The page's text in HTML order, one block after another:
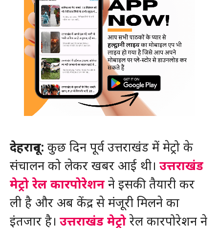
देहरादून: कुछ दिन पूर्व उत्तराखंड में मेट्रो के
संचालन को लेकर खबर आई थी। उत्तराखंड
मेट्रो रेल कारपोरेशनने इसकी तैयारी कर
ली है और अब केंद्र से मंजूरी मिलने का
इंतजार है। उत्तराखंड मेट्रो रेल कारपोरेशन ने